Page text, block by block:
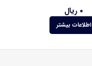
۰ ریال
اطلاعات بیشتر